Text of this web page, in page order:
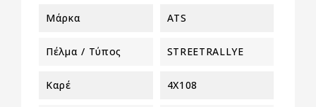
Μάρκα ATS
Πέλμα / Τύπος STREETRALLYE
Καρέ 4X108